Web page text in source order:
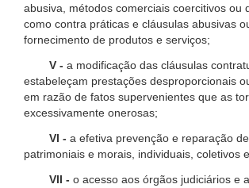
abusiva, métodos comerciais coercitivos ou
como contra práticas e cláusulas abusivas
fornecimento de produtos e serviços;
V - a modificação das cláusulas
estabeleçam prestações desproporcionais
em razão de fatos supervenientes que as
excessivamente onerosas;
VI - a efetiva prevenção e reparação
patrimoniais e morais, individuais, coletivos
VII - o acesso aos órgãos judiciários e